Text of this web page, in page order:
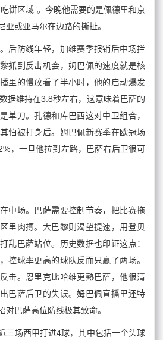
饼区域”。今晚他需要的是佩德里和京
亚或亚马尔在边路的撕扯。
后防线年轻，加维赛季报销后中场拦
抓到反击机会，姆巴佩的速度就是核
里的慢放看了半小时，他的启动爆发
据维持在3.8秒左右，这意味着巴萨的
单刀。孔德和库巴西这对中卫组合，
怕被打身后。姆巴佩新赛季在欧冠场
，一旦他拉到左路，巴萨右后卫很可
中场。巴萨需要控制节奏，把比赛拖
里肉搏。大巴黎则渴望提速，用登贝
乱巴萨站位。历史数据也印证这点：
控球率更高的球队反而只赢了两场。
击。恩里克比哈维更熟巴萨，他很清
巴萨后卫的失误。姆巴佩直播里还特
对巴萨高位防线极其致命。
三场西甲打进4球，其中包括一个头球